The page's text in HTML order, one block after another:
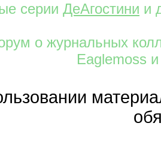
серии ДеАгостини и
о журнальных
Eaglemoss и